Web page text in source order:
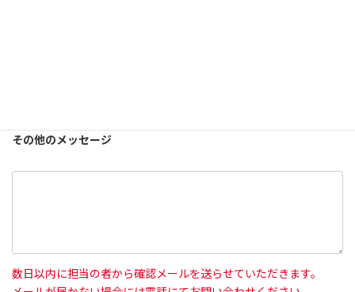
その他のメッセージ
数日以内に担当の者から確認メールを送らせていただきます。